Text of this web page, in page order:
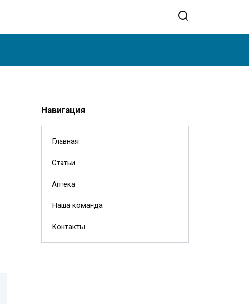
Навигация
Главная
Статьи
Аптека
Наша команда
Контакты